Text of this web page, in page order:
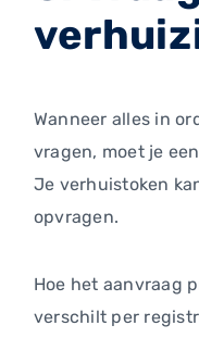
Wanneer alles in
vragen, moet je
Je verhuistoken
opvragen.
Hoe het aanvraag
verschilt per